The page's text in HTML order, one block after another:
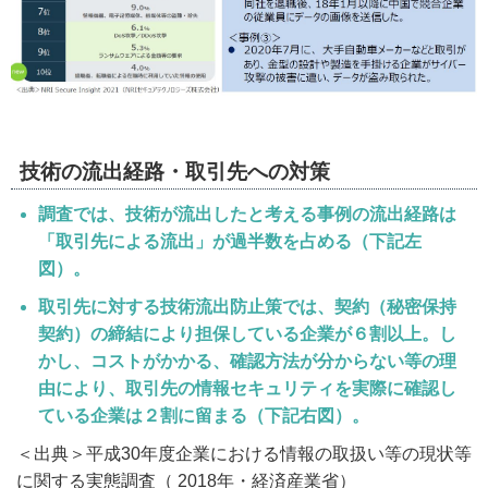
技術の流出経路・取引先への対策
調査では、技術が流出したと考える事例の流出経路は
「取引先による流出」が過半数を占める（下記左
図）。
取引先に対する技術流出防止策では、契約（秘密保持
契約）の締結により担保している企業が６割以上。し
かし、コストがかかる、確認方法が分からない等の理
由により、取引先の情報セキュリティを実際に確認し
ている企業は２割に留まる（下記右図）。
＜出典＞平成30年度企業における情報の取扱い等の現状等
に関する実態調査（ 2018年・経済産業省）